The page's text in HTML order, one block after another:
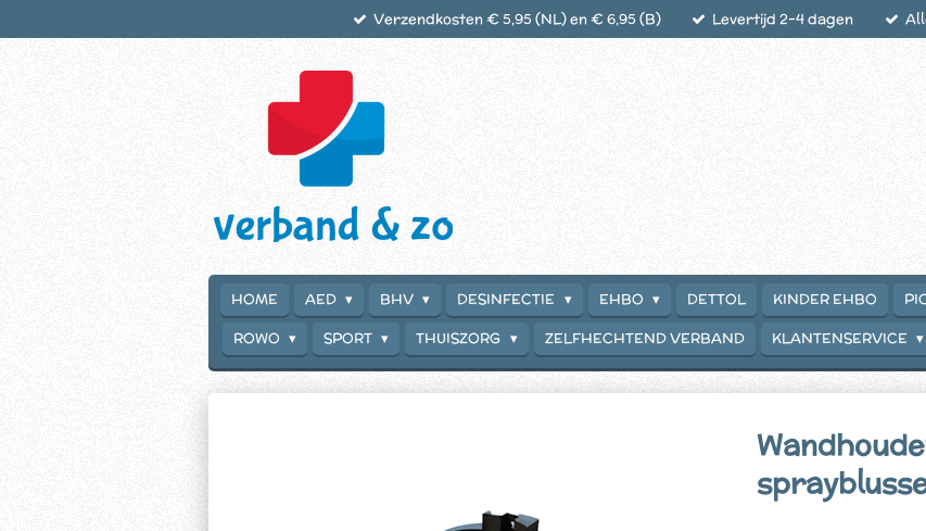
Verzendkosten € 5,95 (NL) en € 6,95 (B) Levertijd 2-4 dagen
HOME AED BHV DESINFECTIE EHBO DETTOL KINDER EHBO
ROWO
SPORT THUISZORG ZELFHECHTEND VERBAND KLANTENSERVICE